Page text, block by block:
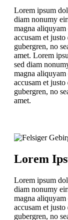
Lorem ipsum
diam nonumy
magna
accusam et
gubergren, no
amet. Lorem
sed diam
magna
accusam et
gubergren, no
amet.
Lorem
Lorem ipsum
diam nonumy
magna
accusam et
gubergren, no